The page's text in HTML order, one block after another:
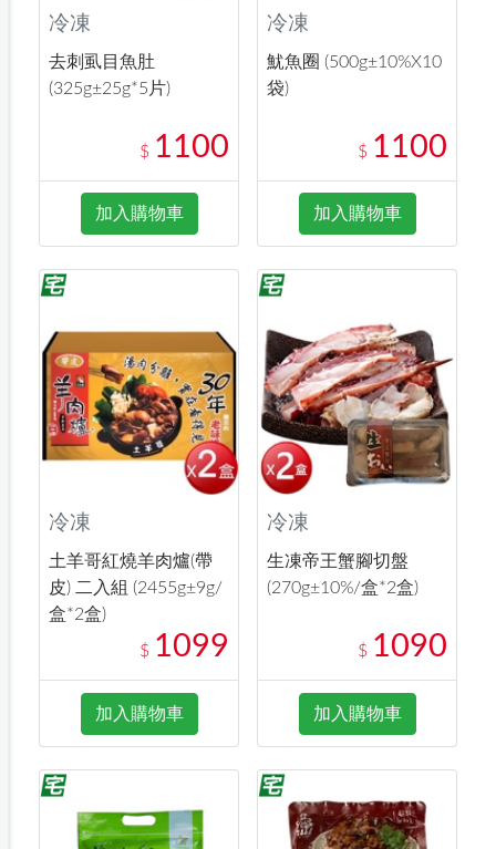
冷凍
去刺虱目魚肚
(325g±25g*5片)
$ 1100
加入購物車
冷凍
魷魚圈 (500g±10%X10
袋)
$ 1100
加入購物車
冷凍
土羊哥紅燒羊肉爐(帶
皮) 二入組 (2455g±9g/
盒*2盒)
$ 1099
加入購物車
冷凍
生凍帝王蟹腳切盤
(270g±10%/盒*2盒)
$ 1090
加入購物車